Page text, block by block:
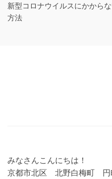
新型コロナウイルスにかから
方法
みなさんこんにちは！
京都市北区 北野白梅町 円